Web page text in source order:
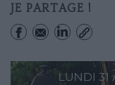
JE PARTAGE !